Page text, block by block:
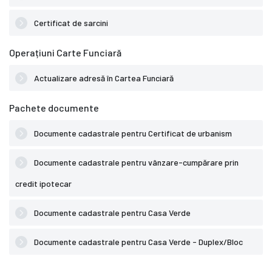
Certificat de sarcini
Operațiuni Carte Funciară
Actualizare adresă în Cartea Funciară
Pachete documente
Documente cadastrale pentru Certificat de urbanism
Documente cadastrale pentru vânzare-cumpărare prin
credit ipotecar
Documente cadastrale pentru Casa Verde
Documente cadastrale pentru Casa Verde - Duplex/Bloc